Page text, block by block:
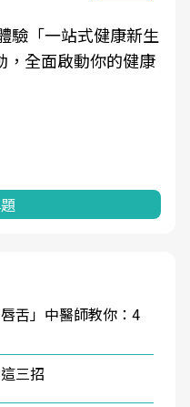
驗「一站式健康新生
，全面啟動你的健康
舌」中醫師教你：4
三招